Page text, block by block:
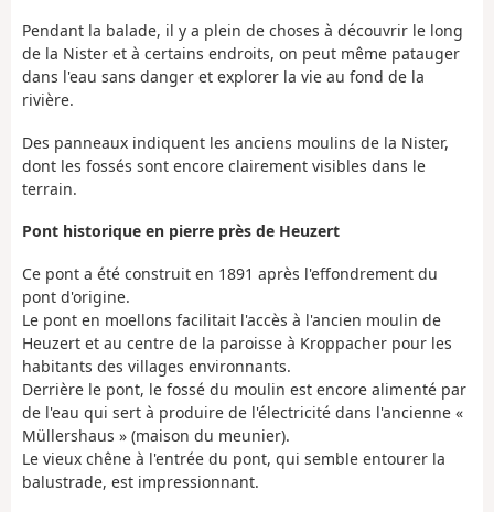
Pendant la balade, il y a plein de choses à découvrir le long
de la Nister et à certains endroits, on peut même patauger
dans l'eau sans danger et explorer la vie au fond de la
rivière.
Des panneaux indiquent les anciens moulins de la Nister,
dont les fossés sont encore clairement visibles dans le
terrain.
Pont historique en pierre près de Heuzert
Ce pont a été construit en 1891 après l'effondrement du
pont d'origine.
Le pont en moellons facilitait l'accès à l'ancien moulin de
Heuzert et au centre de la paroisse à Kroppacher pour les
habitants des villages environnants.
Derrière le pont, le fossé du moulin est encore alimenté par
de l'eau qui sert à produire de l'électricité dans l'ancienne «
Müllershaus » (maison du meunier).
Le vieux chêne à l'entrée du pont, qui semble entourer la
balustrade, est impressionnant.